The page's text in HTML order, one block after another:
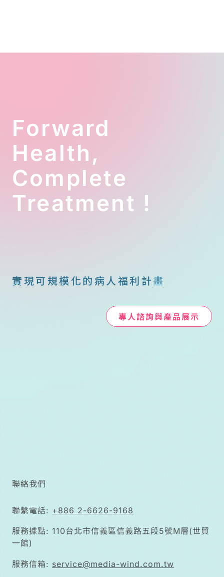
Forward
Health,
Complete
Treatment !
實現可規模化的病人福利計畫
專人諮詢與產品展示
聯絡我們
聯繫電話: +886 2-6626-9168
服務據點: 110台北市信義區信義路五段5號M層(世貿
一館)
服務信箱: service@media-wind.com.tw